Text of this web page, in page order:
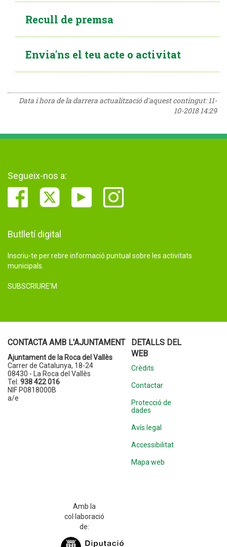
Recull de premsa
Envia'ns el teu acte o activitat
Data i hora de la darrera actualització d'aquest contingut:11-
10-2018 14:29
Segueix-nos a:
Butlletí digital
Inscriu-te per rebre informació puntual sobre les activitats
municipals.
SUBSCRIURE'M
CONTACTA AMB L'AJUNTAMENT
Ajuntament de la Roca del Vallès
Carrer de Catalunya, 18-24
08430 - La Roca del Vallès
Tel. 938 422 016
NIF P0818000B
a/e
DETALLS DEL
WEB
Crèdits
Contactar
Protecció de
dades
Avís legal
Accessibilitat
Mapa web
Amb la
col·laboració
de: